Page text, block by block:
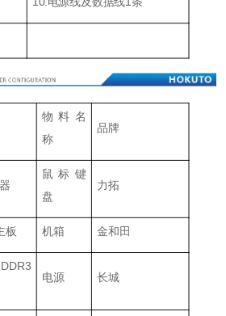
物料名
称
品牌
鼠标键
盘
力拓
板 机箱 金和田
电源 长城